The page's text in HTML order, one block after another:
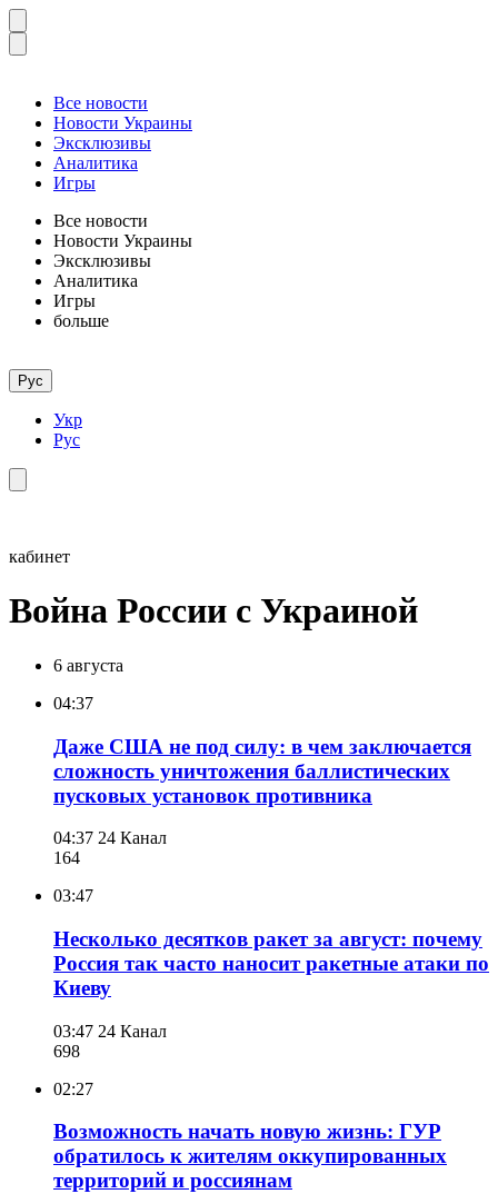
Все новости
Новости Украины
Эксклюзивы
Аналитика
Игры
Все новости
Новости Украины
Эксклюзивы
Аналитика
Игры
больше
Рус
Укр
Рус
кабинет
Война России с Украиной
6 августа
04:37
Даже США не под силу: в чем заключается
сложность уничтожения баллистических
пусковых установок противника
04:37 24 Канал
164
03:47
Несколько десятков ракет за август: почему
Россия так часто наносит ракетные атаки по
Киеву
03:47 24 Канал
698
02:27
Возможность начать новую жизнь: ГУР
обратилось к жителям оккупированных
территорий и россиянам